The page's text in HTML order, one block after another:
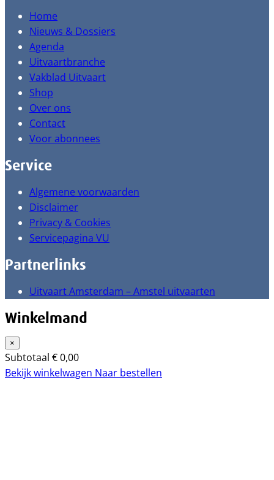
Home
Nieuws & Dossiers
Agenda
Uitvaartbranche
Vakblad Uitvaart
Shop
Over ons
Contact
Voor abonnees
Service
Algemene voorwaarden
Disclaimer
Privacy & Cookies
Servicepagina VU
Partnerlinks
Uitvaart Amsterdam – Amstel uitvaarten
Winkelmand
×
Subtotaal €0,00
Bekijk winkelwagen Naar bestellen